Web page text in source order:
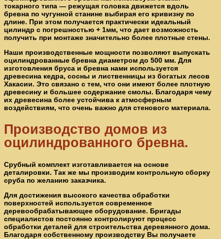
токарного типа — режущая головка движется вдоль
бревна по чугунной станине выбирая его кривизну по
длине. При этом получается практически идеальный
цилиндр с погрешностью + 1мм, что дает возможность
получить при монтаже значительно более плотные стены.
Наши производственные мощности позволяют выпускать
оцилиндрованные бревна диаметром до 500 мм. Для
изготовления бруса и бревна нами используется
древесина кедра, сосны и лиственницы из богатых лесов
Хакасии. Это связано с тем, что они имеют более плотную
древесину и большее содержание смолы. Благодаря чему
их древесина более устойчива к атмосферным
воздействиям, что очень важно для стенового материала.
Производство домов из
оцилиндрованного бревна.
Срубный комплект изготавливается на основе
деталировки. Так же мы производим контрольную сборку
сруба по желанию заказчика.
Для достижения высокого качества обработки
поверхностей используется современное
деревообрабатывающее оборудование. Бригады
специалистов постоянно контролируют процесс
обработки деталей для строительства деревянного дома.
Благодаря собственному производству Вы получаете